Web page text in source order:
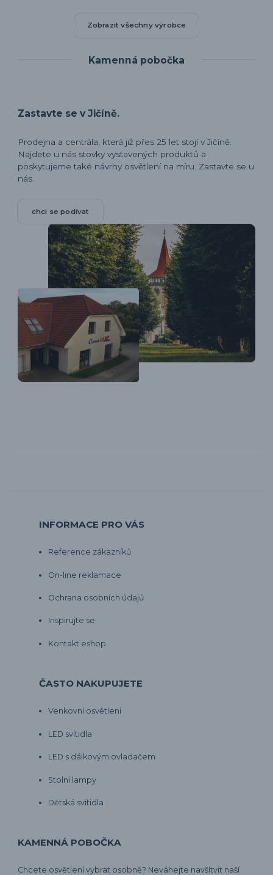
Zobrazit všechny výrobce
Kamenná pobočka
Zastavte se v Jičíně.
Prodejna a centrála, která již přes 25 let stojí v Jičíně.
Najdete u nás stovky vystavených produktů a
poskytujeme také návrhy osvětlení na míru. Zastavte se u
nás.
chci se podívat
INFORMACE PRO VÁS
Reference zákazníků
On-line reklamace
Ochrana osobních údajů
Inspirujte se
Kontakt eshop
ČASTO NAKUPUJETE
Venkovní osvětlení
LED svítidla
LED s dálkovým ovladačem
Stolní lampy
Dětská svítidla
KAMENNÁ POBOČKA
Chcete osvětlení vybrat osobně? Neváhejte navšítvit naší